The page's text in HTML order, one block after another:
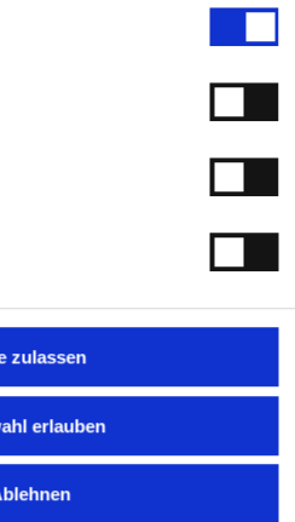
zulassen
erlauben